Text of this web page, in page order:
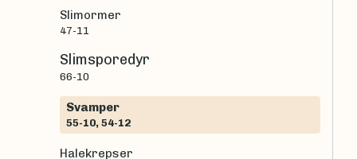
Slimormer
47-11
Slimsporedyr
66-10
Svamper
55-10, 54-12
Halekrepser